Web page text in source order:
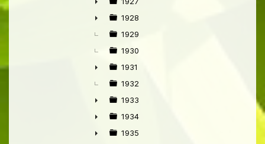
►
►
1928
1929
1930
►
1931
1932
►
1933
►
1934
1935